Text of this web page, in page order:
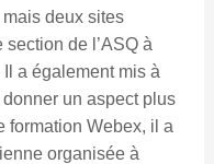
deux sites
de l’ASQ à
a également mis à
un aspect plus
formation Webex, il a
organisée à